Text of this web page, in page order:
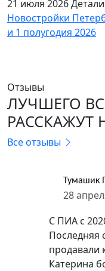
21 июля 2026Детали
Новостройки
и 1 полугодия 2026
Отзывы
ЛУЧШЕГО
Все отзывы
Тумашик
28
С ПИА с
Последняя
продавали
Катерина